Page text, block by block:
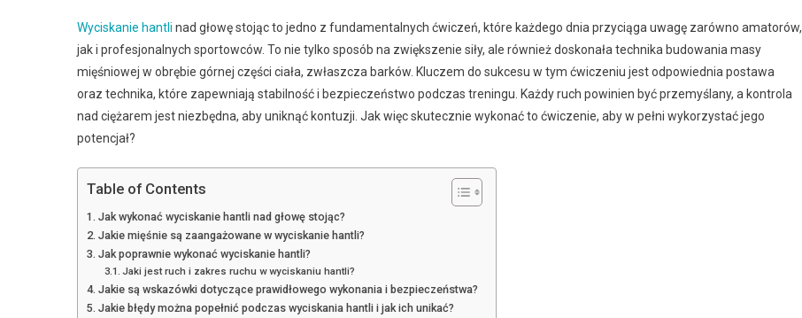
Wyciskanie hantli nad głowę stojąc to jedno z fundamentalnych ćwiczeń, które każdego dnia przyciąga uwagę zarówno amatorów,
jak i profesjonalnych sportowców. To nie tylko sposób na zwiększenie siły, ale również doskonała technika budowania masy
mięśniowej w obrębie górnej części ciała, zwłaszcza barków. Kluczem do sukcesu w tym ćwiczeniu jest odpowiednia postawa
oraz technika, które zapewniają stabilność i bezpieczeństwo podczas treningu. Każdy ruch powinien być przemyślany, a kontrola
nad ciężarem jest niezbędna, aby uniknąć kontuzji. Jak więc skutecznie wykonać to ćwiczenie, aby w pełni wykorzystać jego
potencjał?
Table of Contents
Jak wykonać wyciskanie hantli nad głowę stojąc?
Jakie mięśnie są zaangażowane w wyciskanie hantli?
Jak poprawnie wykonać wyciskanie hantli?
Jaki jest ruch i zakres ruchu w wyciskaniu hantli?
Jakie są wskazówki dotyczące prawidłowego wykonania i bezpieczeństwa?
Jakie błędy można popełnić podczas wyciskania hantli i jak ich unikać?